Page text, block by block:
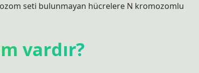
seti bulunmayan hücrelere N kromozomlu
vardır?